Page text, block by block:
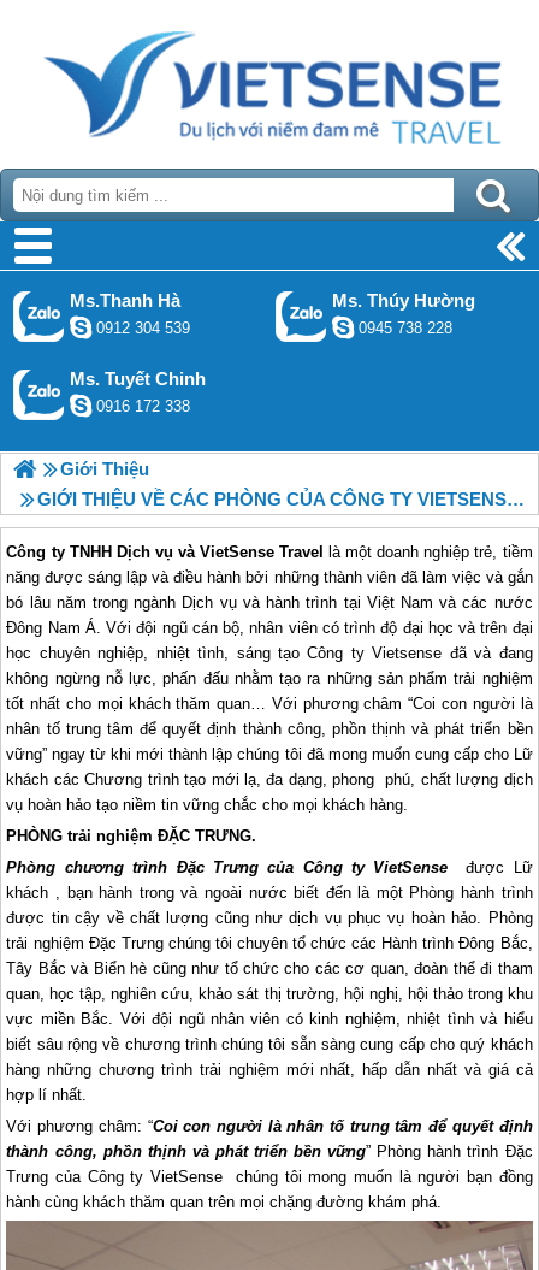
Ms.Thanh Hà
0912 304 539
Ms. Thúy Hường
0945 738 228
Ms. Tuyết Chinh
0916 172 338
Giới Thiệu
GIỚI THIỆU VỀ CÁC PHÒNG CỦA CÔNG TY VIETSENSE TRAVEL.
Công ty TNHH Dịch vụ và VietSense Travel
là một doanh nghiệp trẻ, tiềm
năng được sáng lập và điều hành bởi những thành viên đã làm việc và gắn
bó lâu năm trong ngành Dịch vụ và hành trình tại Việt Nam và các nước
Đông Nam Á. Với đội ngũ cán bộ, nhân viên có trình độ đại học và trên đại
học chuyên nghiệp, nhiệt tình, sáng tạo Công ty Vietsense đã và đang
không ngừng nỗ lực, phấn đấu nhằm tạo ra những sản phẩm trải nghiệm
tốt nhất cho mọi khách thăm quan… Với phương châm “Coi con người là
nhân tố trung tâm để quyết định thành công, phồn thịnh và phát triển bền
vững” ngay từ khi mới thành lập chúng tôi đã mong muốn cung cấp cho Lữ
khách các Chương trình tạo mới lạ, đa dạng, phong phú, chất lượng dịch
vụ hoàn hảo tạo niềm tin vững chắc cho mọi khách hàng.
PHÒNG trải nghiệm ĐẶC TRƯNG.
Phòng chương trình Đặc Trưng của Công ty VietSense
được Lữ
khách , bạn hành trong và ngoài nước biết đến là một Phòng hành trình
được tin cậy về chất lượng cũng như dịch vụ phục vụ hoàn hảo. Phòng
trải nghiệm Đặc Trưng chúng tôi chuyên tổ chức các Hành trình Đông Bắc,
Tây Bắc và Biển hè cũng như tổ chức cho các cơ quan, đoàn thể đi tham
quan, học tập, nghiên cứu, khảo sát thị trường, hội nghị, hội thảo trong khu
vực miền Bắc. Với đội ngũ nhân viên có kinh nghiệm, nhiệt tình và hiểu
biết sâu rộng về chương trình chúng tôi sẵn sàng cung cấp cho quý khách
hàng những chương trình trải nghiệm mới nhất, hấp dẫn nhất và giá cả
hợp lí nhất.
Với phương châm: “Coi con người là nhân tố trung tâm để quyết định
thành công, phồn thịnh và phát triển bền vững” Phòng hành trình Đặc
Trưng của Công ty VietSense chúng tôi mong muốn là người bạn đồng
hành cùng khách thăm quan trên mọi chặng đường khám phá.